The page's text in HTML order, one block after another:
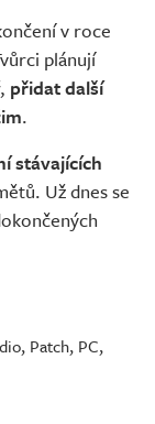
v roce
plánují
přidat další
.
stávajících
Už dnes se
, Patch, PC,